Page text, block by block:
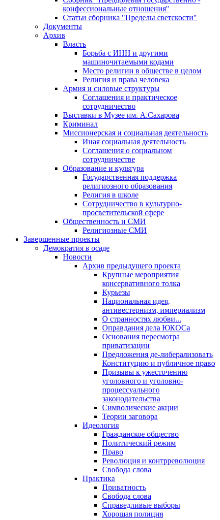
конфессиональные отношения"
Статьи сборника "Пределы светскости"
Документы
Архив
Власть
Борьба с ИНН и другими
машиночитаемыми кодами
Место религии в обществе в целом
Религия и права человека
Армия и силовые структуры
Соглашения и практическое
сотрудничество
Выставки в Музее им. А.Сахарова
Криминал
Миссионерская и социальная деятельность
Иная социальная деятельность
Соглашения о социальном
сотрудничестве
Образование и культура
Государственная поддержка
религиозного образования
Религия в школе
Сотрудничество в культурно-
просветительской сфере
Общественность и СМИ
Религиозные СМИ
Завершенные проекты
Демократия в осаде
Новости
Архив предыдущего проекта
Крупные мероприятия
консервативного толка
Курьезы
Национальная идея,
антивестернизм, империализм
О странностях любви...
Оправдания дела ЮКОСа
Основания пересмотра
приватизации
Предложения де-либерализовать
Конституцию и публичное право
Призывы к ужесточению
уголовного и уголовно-
процессуального
законодательства
Символические акции
Теории заговора
Идеология
Гражданское общество
Политический режим
Право
Революция и контрреволюция
Свобода слова
Практика
Приватность
Свобода слова
Справедливые выборы
Хорошая полиция